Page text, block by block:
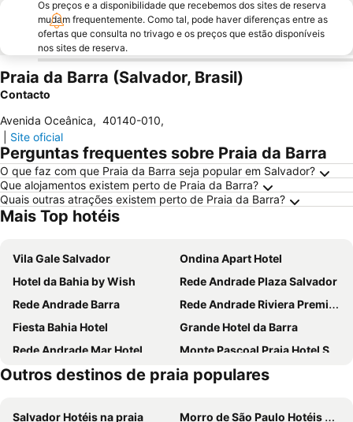
Os preços e a disponibilidade que recebemos dos sites de reserva
mudam frequentemente. Como tal, pode haver diferenças entre as
ofertas que consulta no trivago e os preços que estão disponíveis
nos sites de reserva.
Praia da Barra (Salvador, Brasil)
Contacto
Avenida Oceânica, 40140-010,
Site oficial
Perguntas frequentes sobre Praia da Barra
O que faz com que Praia da Barra seja popular em Salvador?
Que alojamentos existem perto de Praia da Barra?
Quais outras atrações existem perto de Praia da Barra?
Mais Top hotéis
Vila Gale Salvador
Ondina Apart Hotel
Hotel da Bahia by Wish
Rede Andrade Plaza Salvador
Rede Andrade Barra
Rede Andrade Riviera Premium
Fiesta Bahia Hotel
Grande Hotel da Barra
Rede Andrade Mar Hotel
Monte Pascoal Praia Hotel Salvador
Sol Victoria Marina
Rede Andrade Express
Ibis Salvador Rio Vermelho
Mercure Salvador Rio Vermelho
Outros destinos de praia populares
Salvador Hotéis na praia
Morro de São Paulo Hotéis na praia